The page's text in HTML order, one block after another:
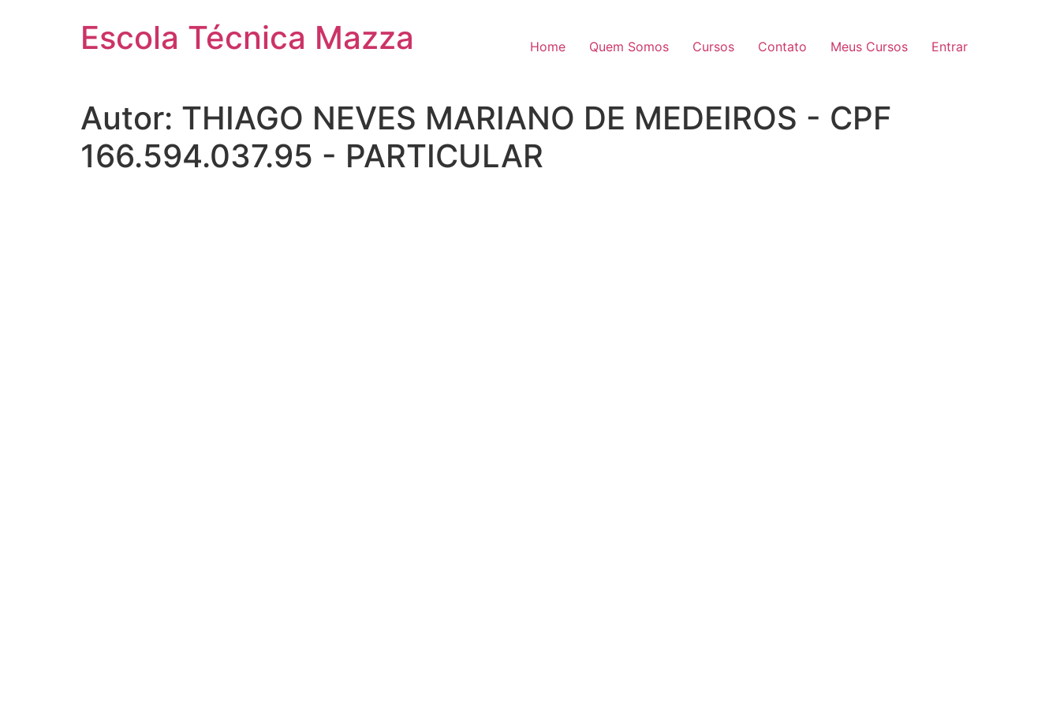
Escola Técnica Mazza Home Quem Somos Cursos Contato Meus Cursos Entrar
Autor: THIAGO NEVES MARIANO DE MEDEIROS - CPF
166.594.037.95 - PARTICULAR